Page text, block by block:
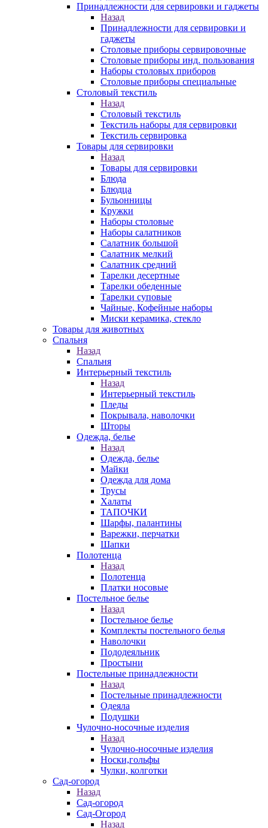
Принадлежности для сервировки и гаджеты
Назад
Принадлежности для сервировки и
гаджеты
Столовые приборы сервировочные
Столовые приборы инд. пользования
Наборы столовых приборов
Столовые приборы специальные
Столовый текстиль
Назад
Столовый текстиль
Текстиль наборы для сервировки
Текстиль сервировка
Товары для сервировки
Назад
Товары для сервировки
Блюда
Блюдца
Бульонницы
Кружки
Наборы столовые
Наборы салатников
Салатник большой
Салатник мелкий
Салатник средний
Тарелки десертные
Тарелки обеденные
Тарелки суповые
Чайные, Кофейные наборы
Миски керамика, стекло
Товары для животных
Спальня
Назад
Спальня
Интерьерный текстиль
Назад
Интерьерный текстиль
Пледы
Покрывала, наволочки
Шторы
Одежда, белье
Назад
Одежда, белье
Майки
Одежда для дома
Трусы
Халаты
ТАПОЧКИ
Шарфы, палантины
Варежки, перчатки
Шапки
Полотенца
Назад
Полотенца
Платки носовые
Постельное белье
Назад
Постельное белье
Комплекты постельного белья
Наволочки
Пододеяльник
Простыни
Постельные принадлежности
Назад
Постельные принадлежности
Одеяла
Подушки
Чулочно-носочные изделия
Назад
Чулочно-носочные изделия
Носки,гольфы
Чулки, колготки
Сад-огород
Назад
Сад-огород
Сад-Огород
Назад